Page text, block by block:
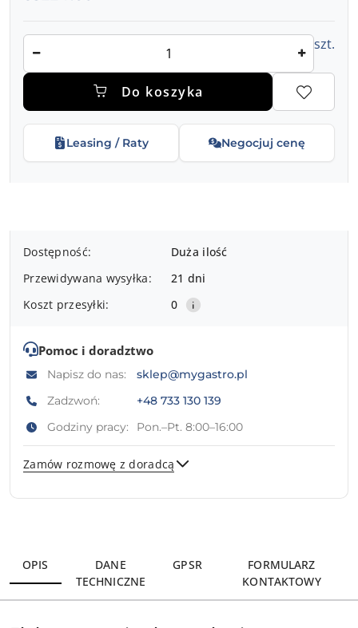
Ilość szt.
Do koszyka
Leasing / Raty Negocjuj cenę
Dostępność
dostawa
Dostępność:
Duża ilość
Przewidywana wysyłka:
21 dni
Koszt przesyłki:
0
Pomoc i doradztwo
Napisz do nas:
sklep@mygastro.pl
Zadzwoń:
+48 733 130 139
Godziny pracy:
Pon.–Pt. 8:00–16:00
Zamów rozmowę z doradcą
OPIS
DANE
TECHNICZNE
GPSR
FORMULARZ
KONTAKTOWY